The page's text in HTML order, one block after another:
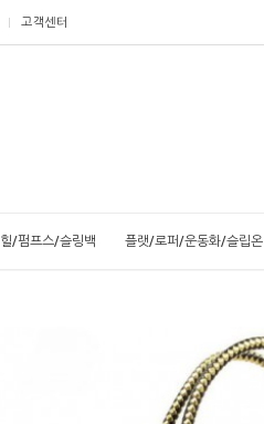
고객센터
힐/펌프스/슬링백 플랫/로퍼/운동화/슬립온